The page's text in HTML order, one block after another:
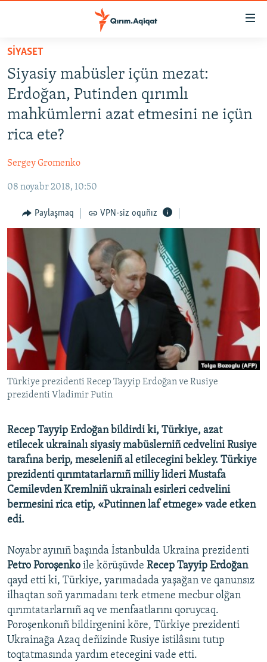
Esas
qaytmaq
Baş
navigatsiyağa
qaytmaq
Qıdıruvğa
SİYASET
İQTİSADİYAT
CEMİYET
İNSAN AQLARI
VİDEO
SÜRET
BLOGLAR
FİKİR
Русский
Українською
QOŞULIÑIZ!
RFE/RS bütün saytları
SİYASET
Siyasiy mabüsler içün mezat:
Erdoğan, Putinden qırımlı
mahkümlerni azat etmesini ne içün
rica ete?
Sergey Gromenko
08 noyabr 2018, 10:50
Paylaşmaq VPN-siz oquñız
Türkiye prezidenti Recep Tayyip Erdoğan ve Rusiye
prezidenti Vladimir Putin
Recep Tayyip Erdoğan bildirdi ki, Türkiye, azat
etilecek ukrainalı siyasiy mabüslerniñ cedvelini Rusiye
tarafına berip, meseleniñ al etilecegini bekley. Türkiye
prezidenti qırımtatarlarnıñ milliy lideri Mustafa
Cemilevden Kremlniñ ukrainalı esirleri cedvelini
bermesini rica etip, «Putinnen laf etmege» vade etken
edi.
Noyabr ayınıñ başında İstanbulda Ukraina prezidenti
Petro Poroşenko ile körüşüvde Recep Tayyip Erdoğan
qayd etti ki, Türkiye, yarımadada yaşağan ve qanunsız
ilhaqtan soñ yarımadanı terk etmene mecbur olğan
qırımtatarlarnıñ aq ve menfaatlarını qoruycaq.
Poroşenkonıñ bildirgenini köre, Türkiye prezidenti
Ukrainağa Azaq deñizinde Rusiye istilâsını tutıp
toqtatmasında yardım etecegini vade etti.